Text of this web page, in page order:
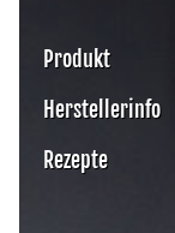
Produkt
Herstellerinfo
Rezepte